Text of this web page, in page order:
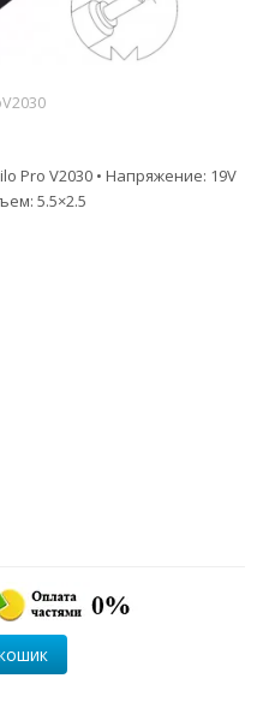
Pro V2030 • Напряжение: 19V
5.5×2.5